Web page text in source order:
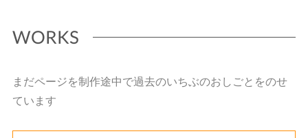
WORKS
まだページを制作途中で過去のいちぶのおしごとをのせ
ています